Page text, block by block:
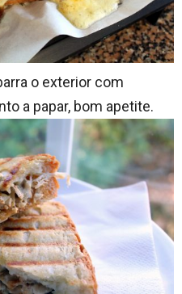
o exterior com
a papar, bom apetite.